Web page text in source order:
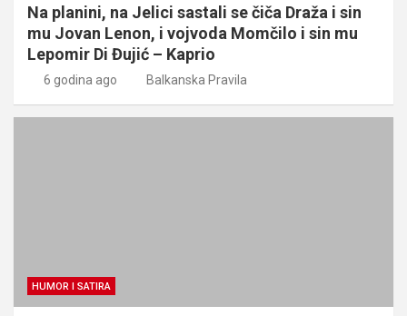
Na planini, na Jelici sastali se čiča Draža i sin
mu Jovan Lenon, i vojvoda Momčilo i sin mu
Lepomir Di Đujić – Kaprio
6 godina ago Balkanska Pravila
HUMOR I SATIRA